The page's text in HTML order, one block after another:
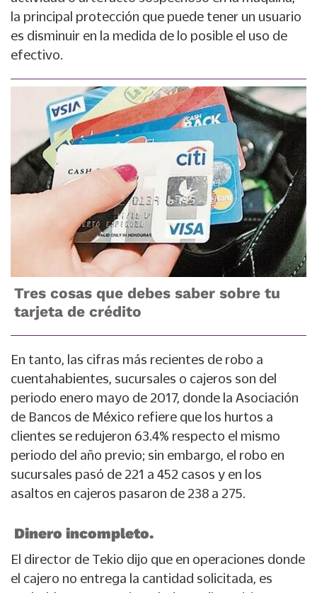
la principal protección que puede tener un usuario
es disminuir en la medida de lo posible el uso de
efectivo.
Tres cosas que debes saber sobre tu
tarjeta de crédito
En tanto, las cifras más recientes de robo a
cuentahabientes, sucursales o cajeros son del
periodo enero mayo de 2017, donde la Asociación
de Bancos de México refiere que los hurtos a
clientes se redujeron 63.4% respecto el mismo
periodo del año previo; sin embargo, el robo en
sucursales pasó de 221 a 452 casos y en los
asaltos en cajeros pasaron de 238 a 275.
Dinero incompleto.
El director de Tekio dijo que en operaciones donde
el cajero no entrega la cantidad solicitada, es